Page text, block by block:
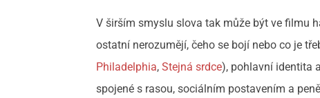
V širším smyslu slova tak může být ve filmu
ostatní nerozumějí, čeho se bojí nebo co je
Philadelphia,Stejná srdce), pohlavní identita
spojené s rasou, sociálním postavením a